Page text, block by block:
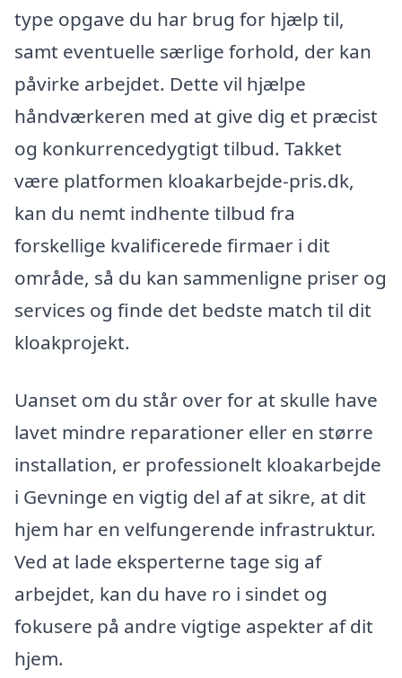
type opgave du har brug for hjælp til,
samt eventuelle særlige forhold, der kan
påvirke arbejdet. Dette vil hjælpe
håndværkeren med at give dig et præcist
og konkurrencedygtigt tilbud. Takket
være platformen kloakarbejde-pris.dk,
kan du nemt indhente tilbud fra
forskellige kvalificerede firmaer i dit
område, så du kan sammenligne priser og
services og finde det bedste match til dit
kloakprojekt.
Uanset om du står over for at skulle have
lavet mindre reparationer eller en større
installation, er professionelt kloakarbejde
i Gevninge en vigtig del af at sikre, at dit
hjem har en velfungerende infrastruktur.
Ved at lade eksperterne tage sig af
arbejdet, kan du have ro i sindet og
fokusere på andre vigtige aspekter af dit
hjem.